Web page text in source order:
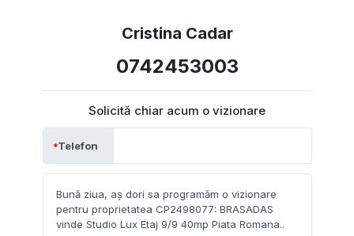
Cristina Cadar
0742453003
Solicită chiar acum o vizionare
Telefon